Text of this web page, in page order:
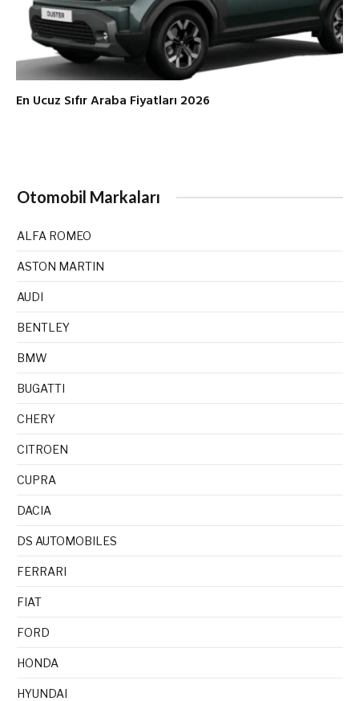
En Ucuz Sıfır Araba Fiyatları 2026
Otomobil Markaları
ALFA ROMEO
ASTON MARTIN
AUDI
BENTLEY
BMW
BUGATTI
CHERY
CITROEN
CUPRA
DACIA
DS AUTOMOBILES
FERRARI
FIAT
FORD
HONDA
HYUNDAI